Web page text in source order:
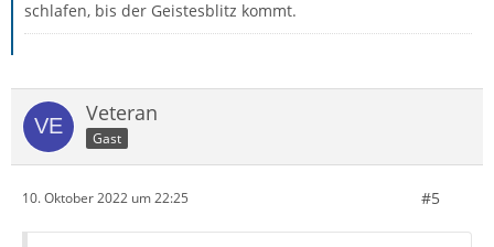
schlafen, bis der Geistesblitz kommt.
Veteran
Gast
10. Oktober 2022 um 22:25 #5